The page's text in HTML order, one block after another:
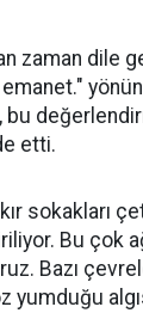
zaman dile
bu
etti.
sokakları
Bu çok
Bazı
yumduğu